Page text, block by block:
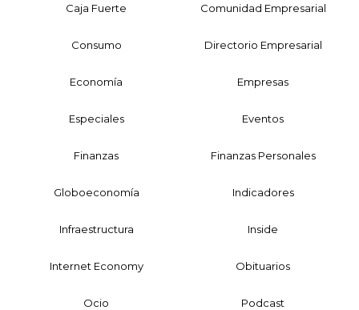
Caja Fuerte Comunidad Empresarial
Consumo Directorio Empresarial
Economía Empresas
Especiales Eventos
Finanzas Finanzas Personales
Globoeconomía Indicadores
Infraestructura Inside
Internet Economy Obituarios
Ocio Podcast